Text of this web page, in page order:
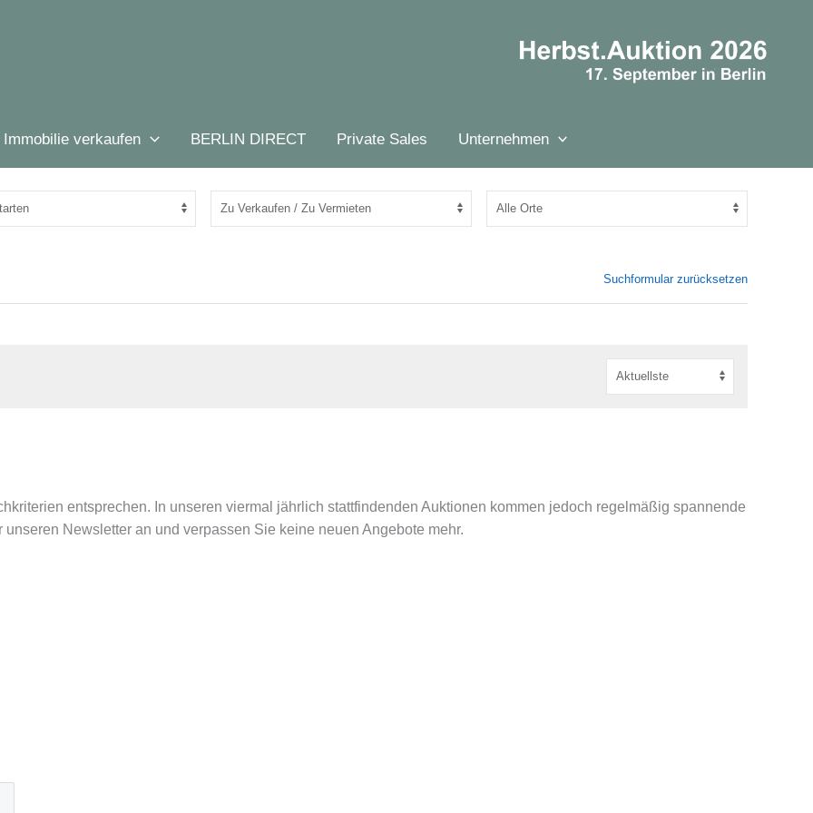
Immobilie verkaufen BERLIN DIRECT Private Sales Unternehmen
Suchformular zurücksetzen
entsprechen. In unseren viermal jährlich stattfindenden Auktionen kommen jedoch regelmäßig spannende
Newsletter an und verpassen Sie keine neuen Angebote mehr.